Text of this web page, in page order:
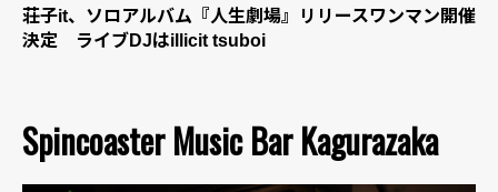
荘子it、ソロアルバム『人生劇場』リリースワンマン開催
決定 ライブDJはillicit tsuboi
Spincoaster Music Bar Kagurazaka